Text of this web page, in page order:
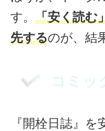
す。 「安く読む
先するのが、結
コミッ
『開栓日誌』を